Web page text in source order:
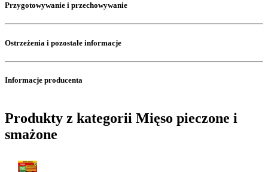
Przygotowywanie i przechowywanie
Ostrzeżenia i pozostałe informacje
Informacje producenta
Produkty z kategorii Mięso pieczone i
smażone